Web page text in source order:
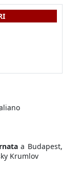
a Budapest,
Krumlov